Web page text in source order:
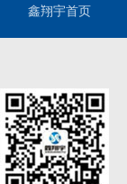
鑫翔宇首页